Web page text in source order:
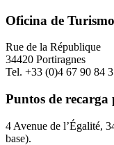
Oficina de Turismo
Rue de la République
34420 Portiragnes
Tel. +33 (0)4 67 90 84
Puntos de recarga
4 Avenue de l’Égalité,
base).